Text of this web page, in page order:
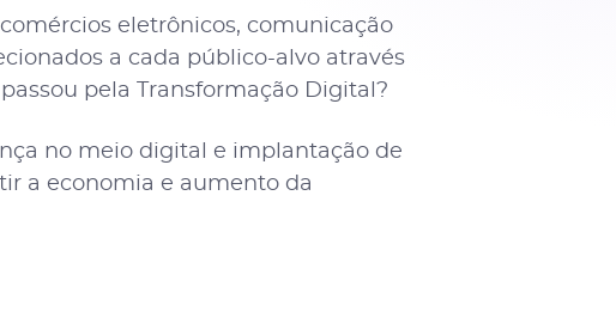
eletrônicos, comunicação
a cada público-alvo através
pela Transformação Digital?
no meio digital e implantação de
a economia e aumento da